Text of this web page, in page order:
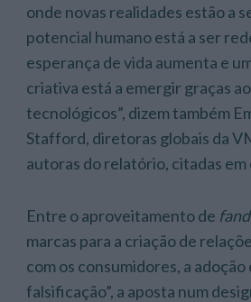
onde novas realidades estão a
potencial humano está a ser
esperança de vida aumenta e
criativa está a emergir graças
tecnológicos”, dizem também
Stafford, diretoras globais da
autoras do relatório, citadas em
Entre o aproveitamento de
marcas para a criação de
com os consumidores, a adoção
falsificação”, a aposta num